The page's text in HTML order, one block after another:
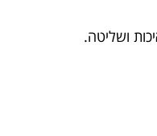
ושליטה.